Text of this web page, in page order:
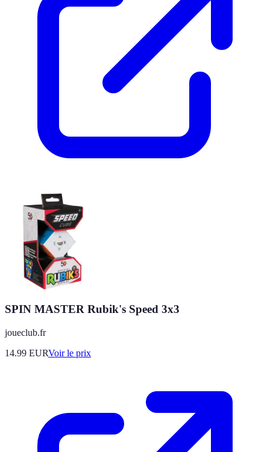
SPIN MASTER Rubik's Speed 3x3
joueclub.fr
14.99 EURVoir le prix